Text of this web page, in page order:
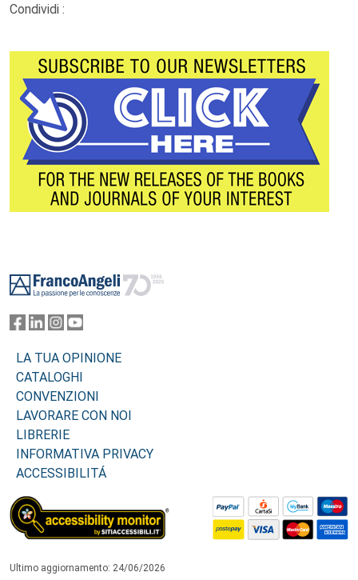
Condividi :
LA TUA OPINIONE
CATALOGHI
CONVENZIONI
LAVORARE CON NOI
LIBRERIE
INFORMATIVA PRIVACY
ACCESSIBILITÁ
Ultimo aggiornamento: 24/06/2026